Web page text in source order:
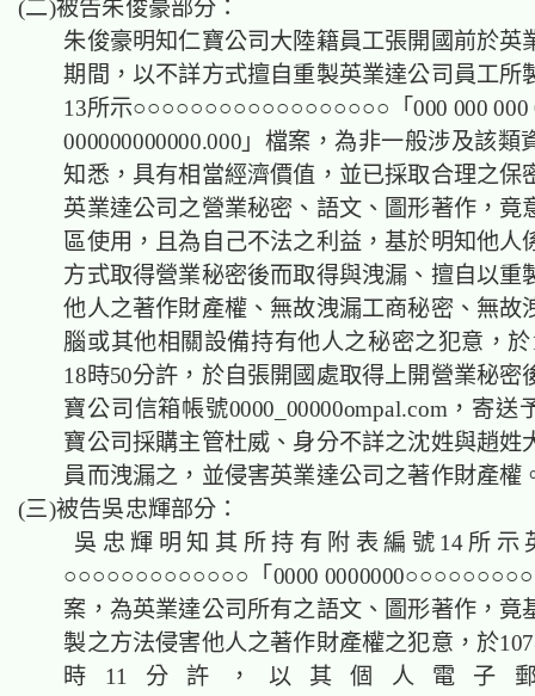
(二)被告朱俊豪部分：
朱俊豪明知仁寶公司大陸籍員工張開國前於英
期間，以不詳方式擅自重製英業達公司員工所
13所示○○○○○○○○○○○○○○○○○○「000 000 000
000000000000.000」檔案，為非一般涉及該類
知悉，具有相當經濟價值，並已採取合理之保
英業達公司之營業秘密、語文、圖形著作，竟
區使用，且為自己不法之利益，基於明知他人
方式取得營業秘密後而取得與洩漏、擅自以重
他人之著作財產權、無故洩漏工商秘密、無故
腦或其他相關設備持有他人之秘密之犯意，於
18時50分許，於自張開國處取得上開營業秘密
寶公司信箱帳號0000_00000ompal.com，寄送
寶公司採購主管杜威、身分不詳之沈姓與趙姓
員而洩漏之，並侵害英業達公司之著作財產
(三)被告吳忠輝部分：
吳忠輝明知其所持有附表編號14所示
○○○○○○○○○○○○○「0000
案，為英業達公司所有之語文、圖形著作，竟
製之方法侵害他人之著作財產權之犯意，於
時11分許，以其個人電子